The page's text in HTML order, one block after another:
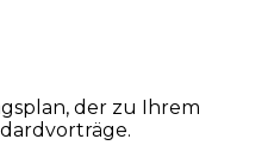
der zu Ihrem